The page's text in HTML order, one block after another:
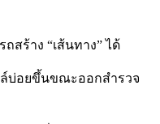
สร้าง “เส้นทาง” ได้
ล์บ่อยขึ้นขณะออกสำรวจ